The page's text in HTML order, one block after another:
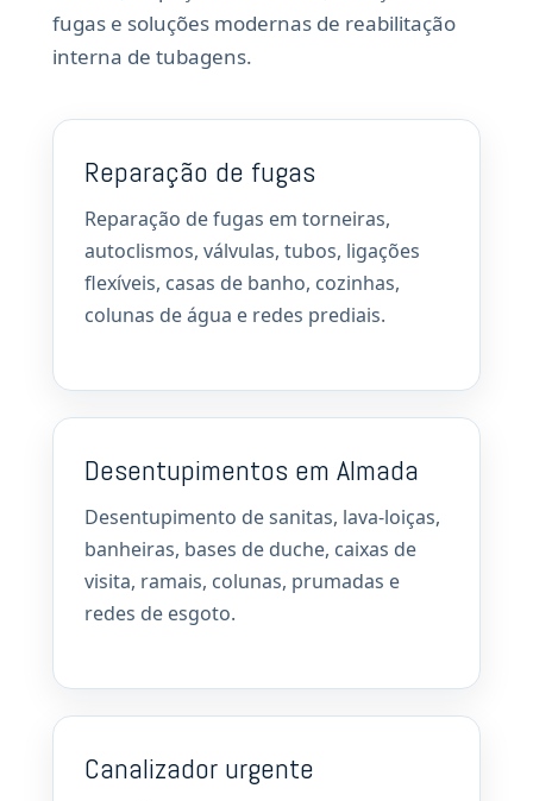
fugas e soluções modernas de reabilitação
interna de tubagens.
Reparação de fugas
Reparação de fugas em torneiras,
autoclismos, válvulas, tubos, ligações
flexíveis, casas de banho, cozinhas,
colunas de água e redes prediais.
Desentupimentos em Almada
Desentupimento de sanitas, lava-loiças,
banheiras, bases de duche, caixas de
visita, ramais, colunas, prumadas e
redes de esgoto.
Canalizador urgente